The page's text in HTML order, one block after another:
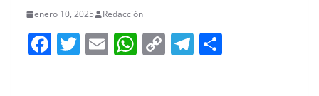
enero 10, 2025 Redacción
F T E W C T